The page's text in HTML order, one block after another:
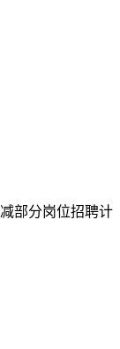
部分岗位招聘计